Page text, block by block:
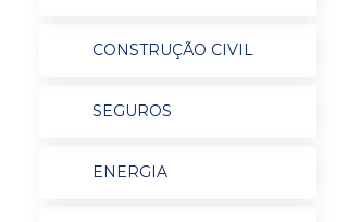
CONSTRUÇÃO CIVIL
SEGUROS
ENERGIA